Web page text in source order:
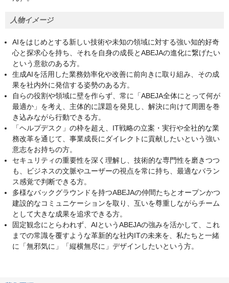
人物イメージ
AIをはじめとする新しい技術や未知の領域に対する強い知的好奇
心と探求心を持ち、それを自身の成長とABEJAの進化に繋げたい
という意欲のある方。
生成AIを活用した業務効率化や改善に前向きに取り組み、その成
果を社内外に発信する姿勢のある方。
自らの役割や領域に壁を作らず、常に「ABEJA全体にとって何が
最適か」を考え、主体的に課題を発見し、解決に向けて周囲を巻
き込みながら行動できる方。
「ヘルプデスク」の枠を超え、IT戦略の立案・実行や全社的な業
務改革を通じて、事業成長にダイレクトに貢献したいという強い
意志をお持ちの方。
セキュリティの重要性を深く理解し、技術的な専門性を磨きつつ
も、ビジネスの文脈やユーザーの視点を常に持ち、最適なバラン
ス感覚で判断できる方。
多様なバックグラウンドを持つABEJAの仲間たちとオープンかつ
建設的なコミュニケーションを取り、互いを尊重しながらチーム
として大きな成果を追求できる方。
固定観念にとらわれず、AIというABEJAの強みを活かして、これ
までの常識を覆すような革新的な社内ITの未来を、私たちと一緒
に「無邪気に」「縦横無尽に」デザインしたいという方。